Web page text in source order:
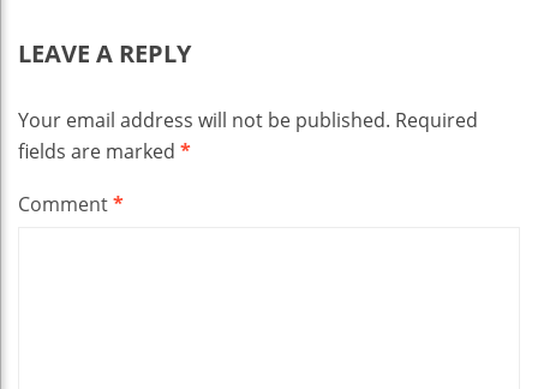
LEAVE A REPLY
Your email address will not be published. Required
fields are marked *
Comment*